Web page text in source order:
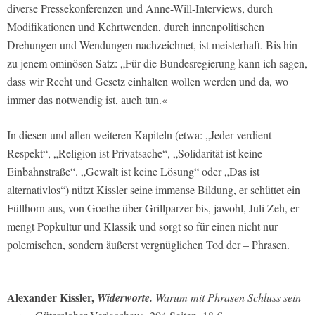
diverse Pressekonferenzen und Anne-Will-Interviews, durch
Modifikationen und Kehrtwenden, durch innenpolitischen
Drehungen und Wendungen nachzeichnet, ist meisterhaft. Bis hin
zu jenem ominösen Satz: „Für die Bundesregierung kann ich sagen,
dass wir Recht und Gesetz einhalten wollen werden und da, wo
immer das notwendig ist, auch tun.«
In diesen und allen weiteren Kapiteln (etwa: „Jeder verdient
Respekt“, „Religion ist Privatsache“, „Solidarität ist keine
Einbahnstraße“. „Gewalt ist keine Lösung“ oder „Das ist
alternativlos“) nützt Kissler seine immense Bildung, er schüttet ein
Füllhorn aus, von Goethe über Grillparzer bis, jawohl, Juli Zeh, er
mengt Popkultur und Klassik und sorgt so für einen nicht nur
polemischen, sondern äußerst vergnüglichen Tod der – Phrasen.
Alexander Kissler, Widerworte. Warum mit Phrasen Schluss sein